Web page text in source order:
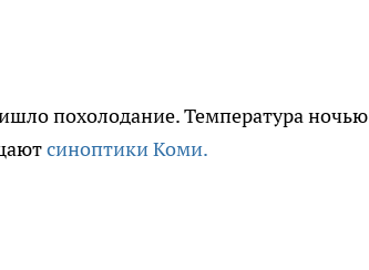
похолодание. Температура ночью
синоптики Коми.